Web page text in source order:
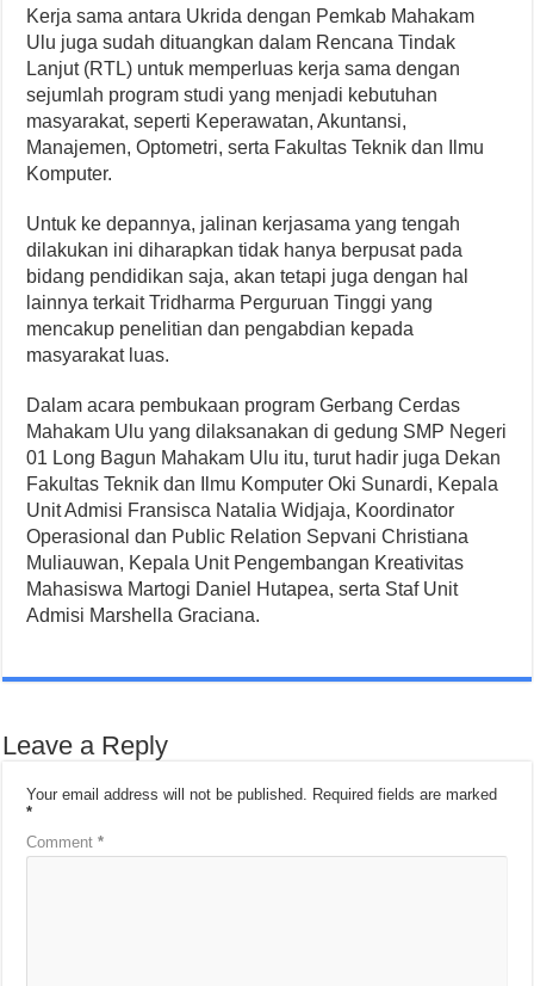
Kerja sama antara Ukrida dengan Pemkab Mahakam
Ulu juga sudah dituangkan dalam Rencana Tindak
Lanjut (RTL) untuk memperluas kerja sama dengan
sejumlah program studi yang menjadi kebutuhan
masyarakat, seperti Keperawatan, Akuntansi,
Manajemen, Optometri, serta Fakultas Teknik dan Ilmu
Komputer.
Untuk ke depannya, jalinan kerjasama yang tengah
dilakukan ini diharapkan tidak hanya berpusat pada
bidang pendidikan saja, akan tetapi juga dengan hal
lainnya terkait Tridharma Perguruan Tinggi yang
mencakup penelitian dan pengabdian kepada
masyarakat luas.
Dalam acara pembukaan program Gerbang Cerdas
Mahakam Ulu yang dilaksanakan di gedung SMP Negeri
01 Long Bagun Mahakam Ulu itu, turut hadir juga Dekan
Fakultas Teknik dan Ilmu Komputer Oki Sunardi, Kepala
Unit Admisi Fransisca Natalia Widjaja, Koordinator
Operasional dan Public Relation Sepvani Christiana
Muliauwan, Kepala Unit Pengembangan Kreativitas
Mahasiswa Martogi Daniel Hutapea, serta Staf Unit
Admisi Marshella Graciana.
Leave a Reply
Your email address will not be published. Required fields are marked
*
Comment*